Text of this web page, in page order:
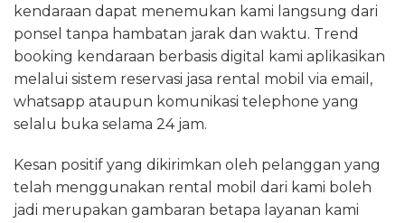
kendaraan dapat menemukan kami langsung dari
ponsel tanpa hambatan jarak dan waktu. Trend
booking kendaraan berbasis digital kami aplikasikan
melalui sistem reservasi jasa rental mobil via email,
whatsapp ataupun komunikasi telephone yang
selalu buka selama 24 jam.
Kesan positif yang dikirimkan oleh pelanggan yang
telah menggunakan rental mobil dari kami boleh
jadi merupakan gambaran betapa layanan kami